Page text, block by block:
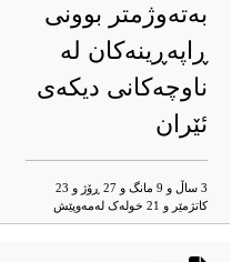
بەتەوژمتر بوونی
ڕاپەڕینەکان لە
ناوچەکانی دیکەی
ئێران
3 ساڵ و 9 مانگ و 27 ڕۆژ و 23
کاتژمێر و 21 خوله‌ک له‌مه‌وپێش‌